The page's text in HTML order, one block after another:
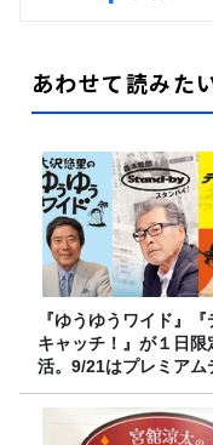
あわせて読みた
『ゆうゆうワイド』『
キャッチ！』が１日限
活。9/21はプレミアム